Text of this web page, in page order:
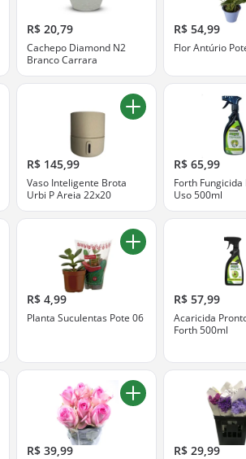
R$ 20,79
Cachepo Diamond N2
Branco Carrara
R$ 54,99
Flor Antúrio
R$ 145,99
Vaso Inteligente Brota
Urbi P Areia 22x20
R$ 65,99
Forth
Uso 500ml
R$ 4,99
Planta Suculentas Pote 06
R$ 57,99
Acaricida
Forth 500ml
R$ 39,99 R$ 29,99